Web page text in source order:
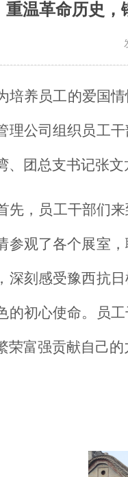
重温革命历史
培养员工的爱国
理公司组织员工
、团总支书记张文
先，员工干部们
参观了各个展室
深刻感受豫西抗
的初心使命。员
荣富强贡献自己的